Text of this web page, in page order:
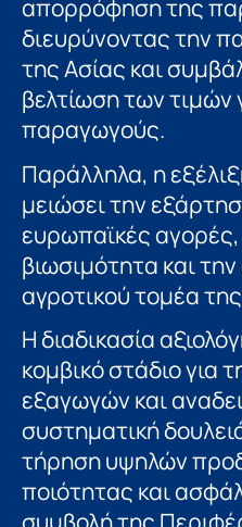
απορρόφηση της
διευρύνοντας την
της Ασίας και
βελτίωση των τιμών
παραγωγούς.
Παράλληλα, η
μειώσει την
ευρωπαϊκές
βιωσιμότητα και
αγροτικού τομέα
Η διαδικασία
κομβικό στάδιο για
εξαγωγών και
συστηματική
τήρηση υψηλών
ποιότητας και